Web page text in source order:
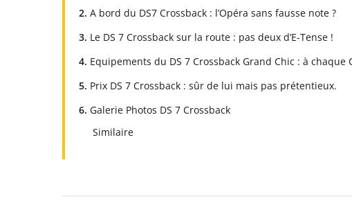
A bord du DS7 Crossback : l’Opéra sans fausse note ?
Le DS 7 Crossback sur la route : pas deux d’E-Tense !
Equipements du DS 7 Crossback Grand Chic : à chaque
Prix DS 7 Crossback : sûr de lui mais pas prétentieux.
Galerie Photos DS 7 Crossback
Similaire